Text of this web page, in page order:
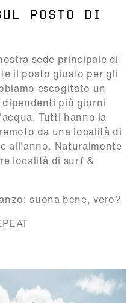
POSTO DI
sede principale di
il posto giusto per gli
escogitato un
più giorni
Tutti hanno la
da una località di
all'anno. Naturalmente
località di surf &
suona bene, vero?